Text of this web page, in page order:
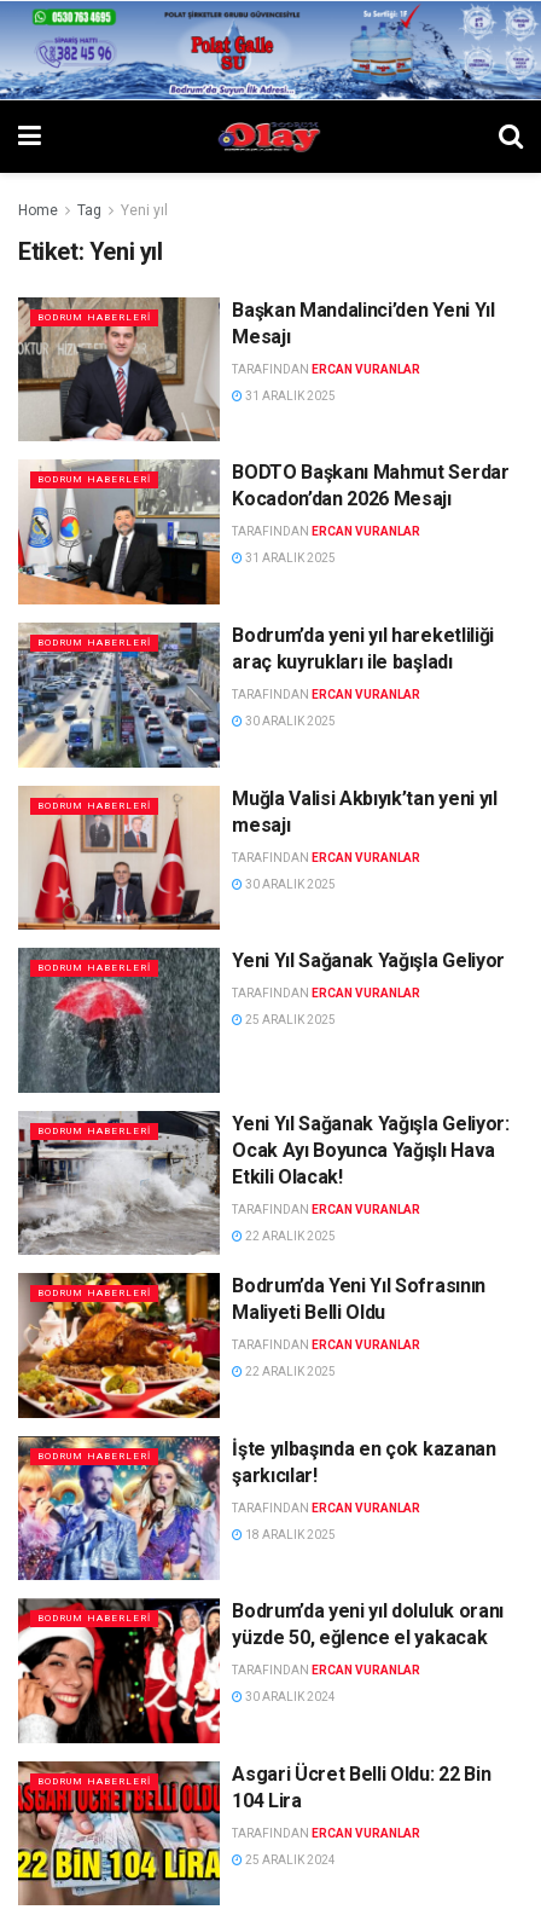
Home Tag Yeni yıl
Etiket: Yeni yıl
BODRUM HABERLERI
Başkan Mandalinci’den Yeni Yıl
Mesajı
TARAFINDAN ERCAN VURANLAR
31 ARALIK 2025
BODRUM HABERLERI
BODTO Başkanı Mahmut Serdar
Kocadon’dan 2026 Mesajı
TARAFINDAN ERCAN VURANLAR
31 ARALIK 2025
BODRUM HABERLERI
Bodrum’da yeni yıl hareketliliği
araç kuyrukları ile başladı
TARAFINDAN ERCAN VURANLAR
30 ARALIK 2025
BODRUM HABERLERI
Muğla Valisi Akbıyık’tan yeni yıl
mesajı
TARAFINDAN ERCAN VURANLAR
30 ARALIK 2025
BODRUM HABERLERI Yeni Yıl Sağanak Yağışla Geliyor
TARAFINDAN ERCAN VURANLAR
25 ARALIK 2025
BODRUM HABERLERI
Yeni Yıl Sağanak Yağışla Geliyor:
Ocak Ayı Boyunca Yağışlı Hava
Etkili Olacak!
TARAFINDAN ERCAN VURANLAR
22 ARALIK 2025
BODRUM HABERLERI
Bodrum’da Yeni Yıl Sofrasının
Maliyeti Belli Oldu
TARAFINDAN ERCAN VURANLAR
22 ARALIK 2025
BODRUM HABERLERI
İşte yılbaşında en çok kazanan
şarkıcılar!
TARAFINDAN ERCAN VURANLAR
18 ARALIK 2025
BODRUM HABERLERI
Bodrum’da yeni yıl doluluk oranı
yüzde 50, eğlence el yakacak
TARAFINDAN ERCAN VURANLAR
30 ARALIK 2024
BODRUM HABERLERI
Asgari Ücret Belli Oldu: 22 Bin
104 Lira
TARAFINDAN ERCAN VURANLAR
25 ARALIK 2024